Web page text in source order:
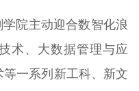
院主动迎合数智化浪
术、大数据管理与应
一系列新工科、新文